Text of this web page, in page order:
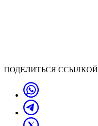
ПОДЕЛИТЬСЯ ССЫЛКОЙ